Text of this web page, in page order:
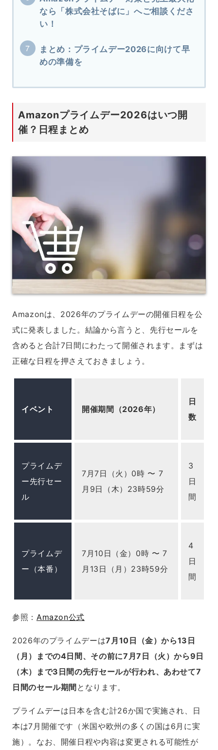
なら「株式会社そばに」へご相談くださ
い！
まとめ：プライムデー2026に向けて早
めの準備を
Amazonプライムデー2026はいつ開
催？日程まとめ
Amazonは、2026年のプライムデーの開催日程を公
式に発表しました。結論から言うと、先行セールを
含めると合計7日間にわたって開催されます。まずは
正確な日程を押さえておきましょう。
イベント 開催期間（2026年）
日
数
プライムデ
ー先行セー
ル
7月7日（火）0時 〜 7
月9日（木）23時59分
3
日
間
プライムデ
ー（本番）
7月10日（金）0時 〜 7
月13日（月）23時59分
4
日
間
参照： Amazon公式
2026年のプライムデーは7月10日（金）から13日
（月）までの4日間、その前に7月7日（火）から9日
（木）まで3日間の先行セールが行われ、あわせて7
日間のセール期間 となります。
プライムデーは日本を含む計26か国で実施され、日
本は7月開催です（米国や欧州の多くの国は6月に実
施）。なお、開催日程や内容は変更される可能性が